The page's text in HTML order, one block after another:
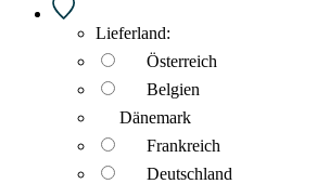
Lieferland:
Österreich
Belgien
Dänemark
Frankreich
Deutschland